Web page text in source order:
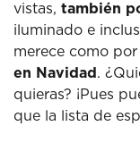
vistas, también
iluminado e
merece como
en Navidad .
quieras? ¡Pues
que la lista de